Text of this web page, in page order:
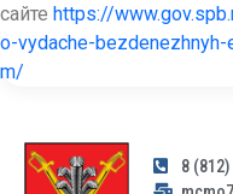
сайте https://
o-vydache-
m/
8